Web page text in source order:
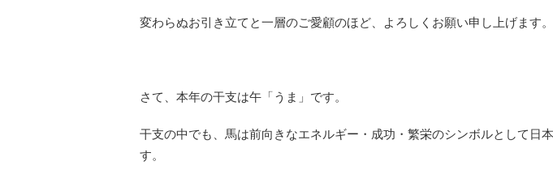
変わらぬお引き立てと一層のご愛顧のほど、よろしくお願い申し上げます。
さて、本年の干支は午「うま」です。
干支の中でも、馬は前向きなエネルギー・成功・繁栄のシンボルとして日
す。